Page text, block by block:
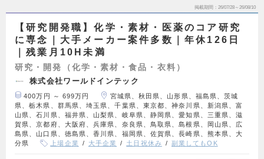
掲載期間 26/07/28～26/08/10
【研究開発職】化学・素材・医薬のコア研究
に専念｜大手メーカー案件多数｜年休126日
｜残業月10H未満
研究・開発（化学・素材・食品・衣料）
株式会社ワールドインテック
400万円 ～ 699万円
宮城県、秋田県、山形県、福島県、茨城
県、栃木県、群馬県、埼玉県、千葉県、東京都、神奈川県、新潟県、富
山県、石川県、福井県、山梨県、岐阜県、静岡県、愛知県、三重県、滋
賀県、京都府、大阪府、兵庫県、奈良県、鳥取県、島根県、岡山県、広
島県、山口県、徳島県、香川県、福岡県、佐賀県、長崎県、熊本県、大
分県
上場企業 大手企業 土日祝休み 副業してもOK